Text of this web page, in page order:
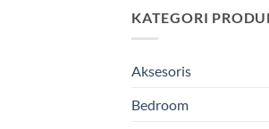
KATEGORI
Aksesoris
Bedroom